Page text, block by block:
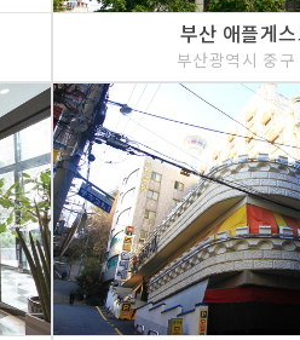
부산 애플게
부산광역시 중